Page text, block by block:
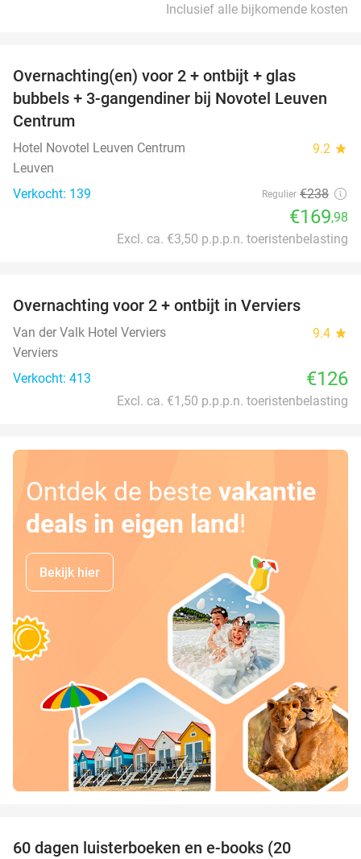
Inclusief alle bijkomende kosten
Overnachting(en) voor 2 + ontbijt + glas
bubbels + 3-gangendiner bij Novotel Leuven
Centrum
Hotel Novotel Leuven Centrum 9.2 star
Leuven
Verkocht: 139
Regulier €238
€169,98
Excl. ca. €3,50 p.p.p.n. toeristenbelasting
Overnachting voor 2 + ontbijt in Verviers
Van der Valk Hotel Verviers 9.4 star
Verviers
Verkocht: 413
€126
Excl. ca. €1,50 p.p.p.n. toeristenbelasting
Ontdek de beste vakantie
deals in eigen land!
Bekijk hier
60 dagen luisterboeken en e-books (20